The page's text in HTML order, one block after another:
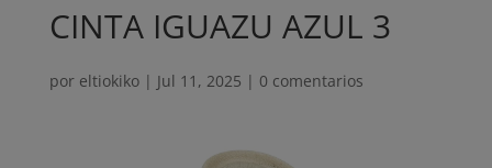
CINTA IGUAZU AZUL 3
por eltiokiko| Jul 11, 2025 | 0 comentarios